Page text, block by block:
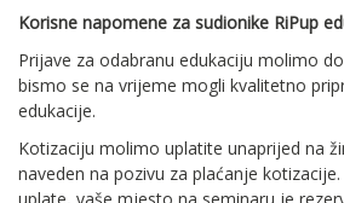
Korisne napomene za sudionike RiPup
Prijave za odabranu edukaciju molimo
bismo se na vrijeme mogli kvalitetno
edukacije.
Kotizaciju molimo uplatite unaprijed na
naveden na pozivu za plaćanje